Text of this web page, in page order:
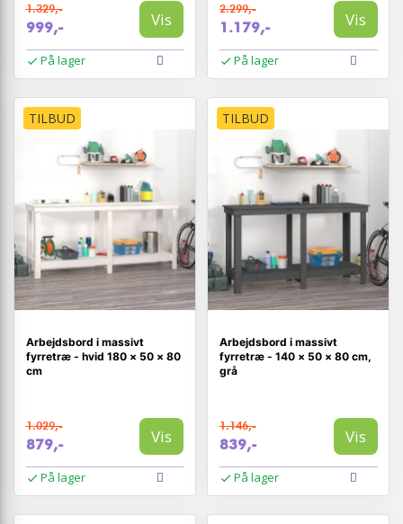
1.329,-
999,- Vis
På lager
2.299,-
1.179,- Vis
På lager
TILBUD
Arbejdsbord i massivt
fyrretræ - hvid 180 × 50 × 80
cm
1.029,-
879,- Vis
På lager
TILBUD
Arbejdsbord i massivt
fyrretræ - 140 × 50 × 80 cm,
grå
1.146,-
839,- Vis
På lager